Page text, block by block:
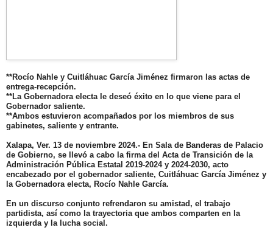
**Rocío Nahle y Cuitláhuac García Jiménez firmaron las actas de
entrega-recepción.
**La Gobernadora electa le deseó éxito en lo que viene para el
Gobernador saliente.
**Ambos estuvieron acompañados por los miembros de sus
gabinetes, saliente y entrante.
Xalapa, Ver. 13 de noviembre 2024.- En Sala de Banderas de Palacio
de Gobierno, se llevó a cabo la firma del Acta de Transición de la
Administración Pública Estatal 2019-2024 y 2024-2030, acto
encabezado por el gobernador saliente, Cuitláhuac García Jiménez y
la Gobernadora electa, Rocío Nahle García.
En un discurso conjunto refrendaron su amistad, el trabajo
partidista, así como la trayectoria que ambos comparten en la
izquierda y la lucha social.